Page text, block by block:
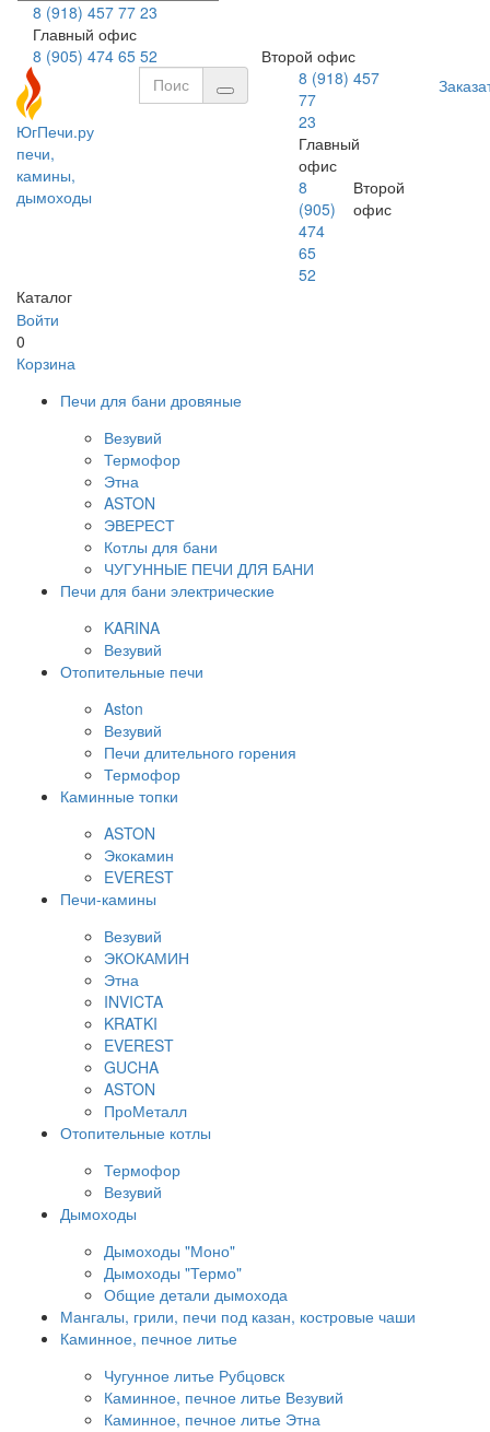
8 (918) 457 77 23
Главный офис
8 (905) 474 65 52
Второй офис
ЮгПечи.ру
печи,
камины,
дымоходы
8 (918) 457
77
23
Главный
офис
8
(905)
474
65
52
Второй
офис
Каталог
Войти
0
Корзина
Печи для бани дровяные
Везувий
Термофор
Этна
ASTON
ЭВЕРЕСТ
Котлы для бани
ЧУГУННЫЕ ПЕЧИ ДЛЯ БАНИ
Печи для бани электрические
KARINA
Везувий
Отопительные печи
Aston
Везувий
Печи длительного горения
Термофор
Каминные топки
ASTON
Экокамин
EVEREST
Печи-камины
Везувий
ЭКОКАМИН
Этна
INVICTA
KRATKI
EVEREST
GUCHA
ASTON
ПроМеталл
Отопительные котлы
Термофор
Везувий
Дымоходы
Дымоходы "Моно"
Дымоходы "Термо"
Общие детали дымохода
Мангалы, грили, печи под казан, костровые чаши
Каминное, печное литье
Чугунное литье Рубцовск
Каминное, печное литье Везувий
Каминное, печное литье Этна